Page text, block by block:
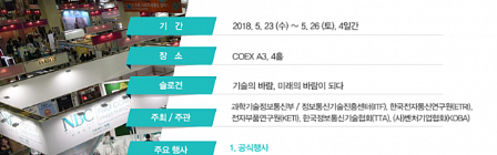
제품업그레이드
회사소개